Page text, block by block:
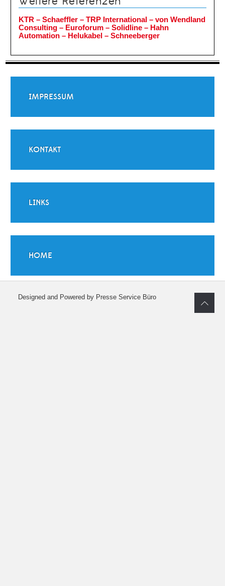
KTR – Schaeffler – TRP International –von Wendland
Consulting – Euroforum – Solidline – Hahn
Automation – Helukabel – Schneeberger
IMPRESSUM
KONTAKT
LINKS
HOME
Designed and Powered by Presse Service Büro